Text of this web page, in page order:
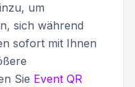
um
sich während
sofort mit Ihnen
Sie Event QR